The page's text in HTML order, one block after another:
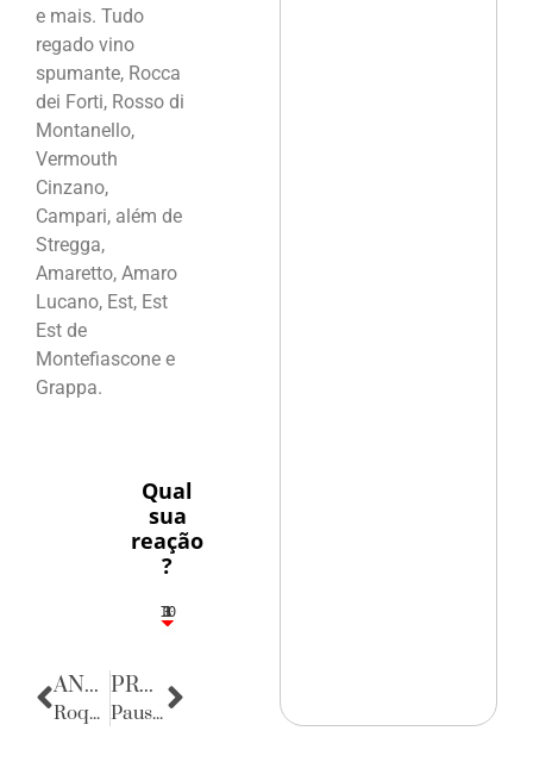
e mais. Tudo
regado vino
spumante, Rocca
dei Forti, Rosso di
Montanello,
Vermouth
Cinzano,
Campari, além de
Stregga,
Amaretto, Amaro
Lucano, Est, Est
Est de
Montefiascone e
Grappa.
Qual
sua
reação
?
3
1
1
3
10
ANTERIOR
Roque de Brito Alves, o Imortal
PRÓXIMA
Pausa Poética